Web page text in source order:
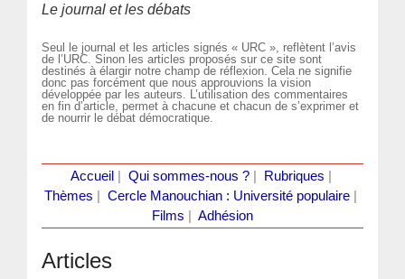
Le journal et les débats
Seul le journal et les articles signés « URC », reflètent l’avis
de l’URC. Sinon les articles proposés sur ce site sont
destinés à élargir notre champ de réflexion. Cela ne signifie
donc pas forcément que nous approuvions la vision
développée par les auteurs. L’utilisation des commentaires
en fin d’article, permet à chacune et chacun de s’exprimer et
de nourrir le débat démocratique.
Accueil Qui sommes-nous ?| Rubriques
Thèmes
Cercle Manouchian : Université populaire
Films
Adhésion
Articles